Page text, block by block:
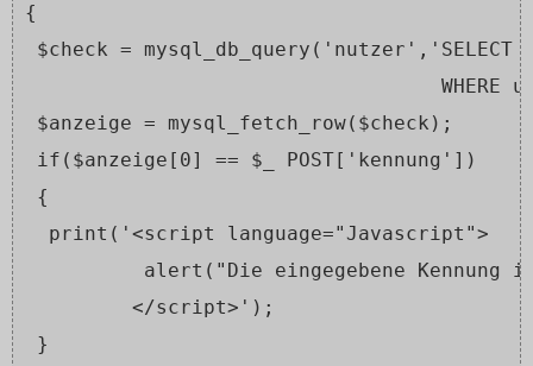
{
$check = mysql_db_query('nutzer','SELECT
WHERE user="'.$_
$anzeige = mysql_fetch_row($check);
if($anzeige[0] == $_ POST['kennung'])
{
print('<script language="Javascript">
alert("Die eingegebene Kennung ist
</script>');
}